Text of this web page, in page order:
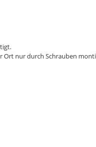
nur durch Schrauben